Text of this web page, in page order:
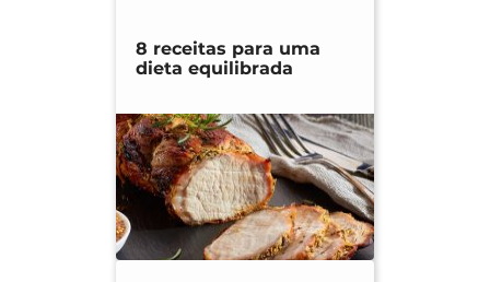
8 receitas para uma
dieta equilibrada